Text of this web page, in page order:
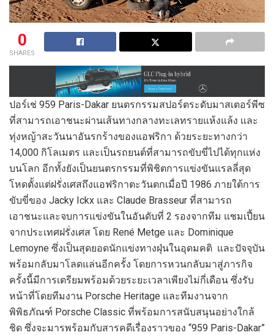
0
SHARES
ปอร์เช่ 959 Paris-Dakar ยนตรกรรมสปอร์ตระดับมาสเตอร์พีซ
ที่สามารถเอาชนะผ่านเส้นทางกลางทะเลทรายแห้งแล้ง และ
ทุ่งหญ้าสะวันนาอันรกร้างของแอฟริกา ด้วยระยะทางกว่า
14,000 กิโลเมตร และเป็นรถยนต์ที่สามารถขับขี่ไปได้ทุกแห่ง
บนโลก อีกทั้งยังเป็นยนตรกรรมที่พิชิตการแข่งขันแรลลี่สุด
โหดตั้งแต่ฝรั่งเศสถึงแอฟริกาตะวันตกเมื่อปี 1986 ภายใต้การ
ขับขี่ของ Jacky Ickx และ Claude Brasseur ที่สามารถ
เอาชนะและจบการแข่งขันในอันดับที่ 2 รองจากทีม แชมเปี้ยน
จากประเทศฝรั่งเศส โดย René Metge และ Dominique
Lemoyne ซึ่งเป็นสุดยอดนักแข่งทางฝุ่นในอุดมคติ และปัจจุบัน
พร้อมกลับมาโลดแล่นอีกครั้ง โดยการหวนกลับมาสู่ภารกิจ
ครั้งนี้มีการเตรียมพร้อมด้วยระยะเวลาเพียงไม่กี่เดือน ซึ่งรับ
หน้าที่โดยทีมงาน Porsche Heritage และทีมงานจาก
พิพิธภัณฑ์ Porsche Classic ที่พร้อมการสนับสนุนอย่างใกล้
ชิด ซึ่งจะมารพร้อมกับสารคดีเรื่องราวของ “959 Paris-Dakar”